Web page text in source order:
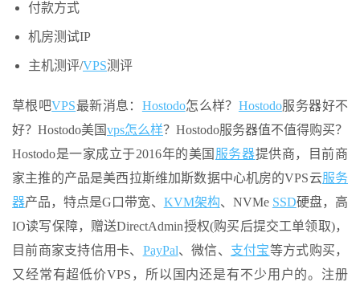
付款方式
机房测试IP
主机测评/VPS测评
草根吧VPS最新消息： Hostodo怎么样？ Hostodo服务器好不
好？Hostodo美国vps怎么样？Hostodo服务器值不值得购买？
Hostodo是一家成立于2016年的美国 服务器提供商，目前商
家主推的产品是美西拉斯维加斯数据中心机房的VPS云服务
器产品，特点是G口带宽、 KVM架构、NVMe SSD硬盘，高
IO读写保障，赠送DirectAdmin授权(购买后提交工单领取)，
目前商家支持信用卡、 PayPal、微信、 支付宝等方式购买，
又经常有超低价VPS，所以国内还是有不少用户的。注册